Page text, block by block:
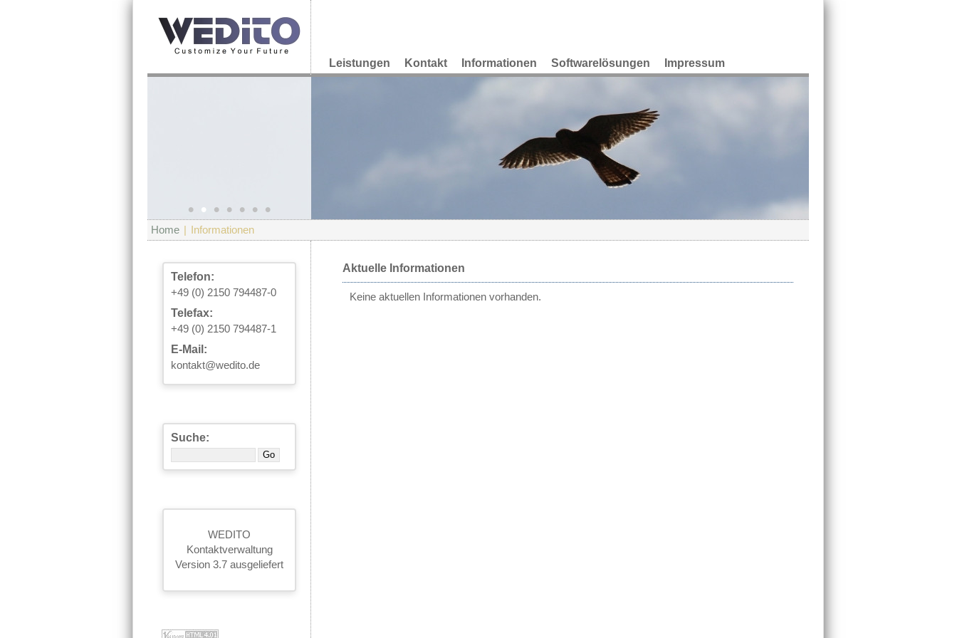
Leistungen Kontakt Informationen Softwarelösungen Impressum
• • • • • • •
Home Informationen
Telefon:
+49 (0) 2150 794487-0
Telefax:
+49 (0) 2150 794487-1
E-Mail:
kontakt@wedito.de
Suche:
WEDITO
Kontaktverwaltung
Version 3.7 ausgeliefert
Aktuelle Informationen
Keine aktuellen Informationen vorhanden.